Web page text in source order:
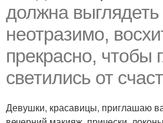
должна выглядеть
неотразимо,
прекрасно, чтобы
светились от
Девушки, красавицы, приглашаю